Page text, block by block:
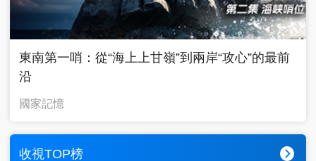
東南第一哨：從“海上上甘嶺”到兩岸“攻心”的最前
沿
國家記憶
收視TOP榜